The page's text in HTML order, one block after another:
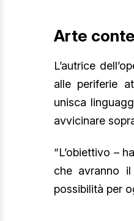
Arte
L’autrice
alle periferie
unisca
avvicinare
“L’obiettivo –
che avranno
possibilità per